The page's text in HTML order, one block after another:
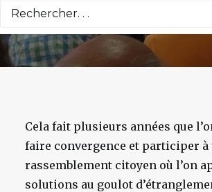
18 SEPTEMBRE 2018
Cela fait plusieurs années que
faire convergence et participer à
rassemblement citoyen où l’on
solutions au goulot